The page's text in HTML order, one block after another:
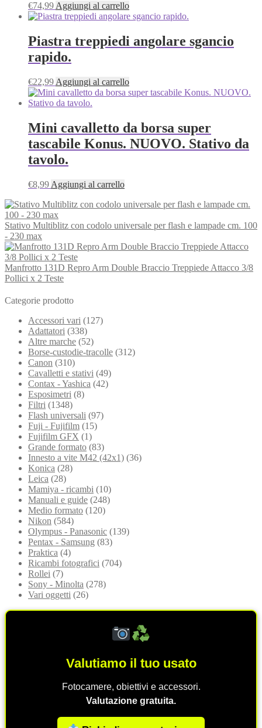
€74,99 Aggiungi al carrello
Piastra treppiedi angolare sgancio
rapido.
€22,99 Aggiungi al carrello
Mini cavalletto da borsa super
tascabile Konus. NUOVO. Stativo da
tavolo.
€8,99 Aggiungi al carrello
Stativo Multiblitz con codolo universale per flash e lampade cm. 100
- 230 max
Manfrotto 131D Repro Arm Double Braccio Treppiede Attacco 3/8
Pollici x 2 Teste
Categorie prodotto
Accessori vari (127)
Adattatori (338)
Altre marche (52)
Borse-custodie-tracolle (312)
Canon (310)
Cavalletti e stativi (49)
Contax - Yashica (42)
Esposimetri (8)
Filtri (1348)
Flash universali (97)
Fuji - Fujifilm (15)
Fujifilm GFX (1)
Grande formato (83)
Innesto a vite M42 (42x1) (36)
Konica (28)
Leica (28)
Mamiya - ricambi (10)
Manuali e guide (248)
Medio formato (120)
Nikon (584)
Olympus - Panasonic (139)
Pentax - Samsung (83)
Praktica (4)
Ricambi fotografici (704)
Rollei (7)
Sony - Minolta (278)
Vari oggetti (26)
Valutiamo il tuo usato
Fotocamere, obiettivi e accessori.
Valutazione gratuita.